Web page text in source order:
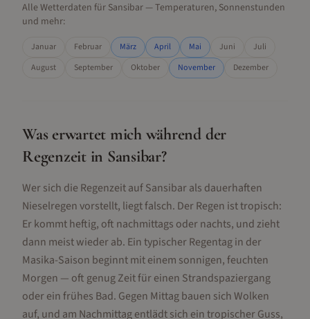
Alle Wetterdaten für Sansibar— Temperaturen, Sonnenstunden
und mehr:
Januar Februar März April Mai Juni
Juli
August
September Oktober November Dezember
Was erwartet mich während der
Regenzeit in Sansibar?
Wer sich die Regenzeit auf Sansibar als dauerhaften
Nieselregen vorstellt, liegt falsch. Der Regen ist tropisch:
Er kommt heftig, oft nachmittags oder nachts, und zieht
dann meist wieder ab. Ein typischer Regentag in der
Masika-Saison beginnt mit einem sonnigen, feuchten
Morgen — oft genug Zeit für einen Strandspaziergang
oder ein frühes Bad. Gegen Mittag bauen sich Wolken
auf, und am Nachmittag entlädt sich ein tropischer Guss,